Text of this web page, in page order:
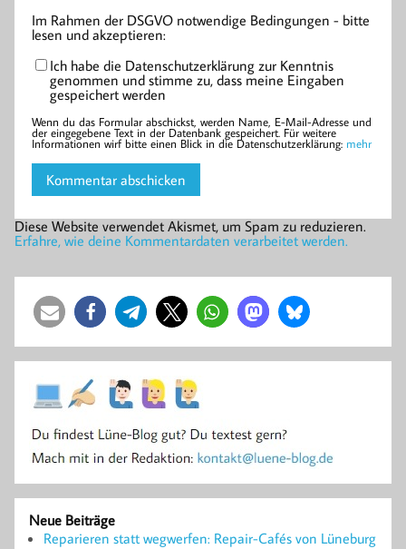
Im Rahmen der DSGVO notwendige Bedingungen - bitte
lesen und akzeptieren:
Ich habe die Datenschutzerklärung zur Kenntnis
genommen und stimme zu, dass meine Eingaben
gespeichert werden
Wenn du das Formular abschickst, werden Name, E-Mail-Adresse und
der eingegebene Text in der Datenbank gespeichert. Für weitere
Informationen wirf bitte einen Blick in die Datenschutzerklärung: mehr
Diese Website verwendet Akismet, um Spam zu reduzieren.
Erfahre, wie deine Kommentardaten verarbeitet werden.
Neue Beiträge
Reparieren statt wegwerfen: Repair-Cafés von Lüneburg